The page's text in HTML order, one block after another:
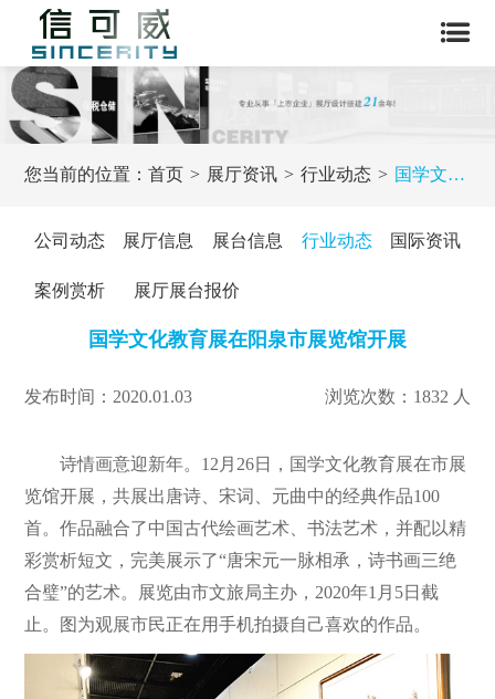
您当前的位置：首页 展厅资讯 行业动态 国学文化教育展在阳泉市展览馆开展
公司动态 展厅信息 展台信息 行业动态 国际资讯
案例赏析 展厅展台报价
国学文化教育展在阳泉市展览馆开展
发布时间：2020.01.03 浏览次数：1832 人
诗情画意迎新年。12月26日，国学文化教育展在市展
览馆开展，共展出唐诗、宋词、元曲中的经典作品100
首。作品融合了中国古代绘画艺术、书法艺术，并配以精
彩赏析短文，完美展示了“唐宋元一脉相承，诗书画三绝
合璧”的艺术。展览由市文旅局主办，2020年1月5日截
止。图为观展市民正在用手机拍摄自己喜欢的作品。